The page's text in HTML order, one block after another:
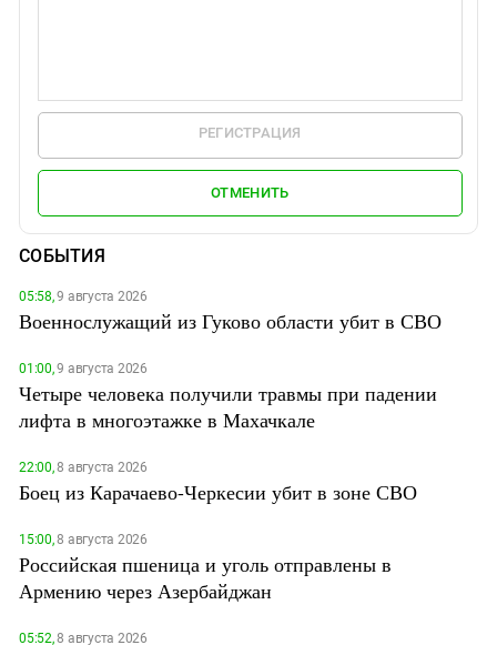
РЕГИСТРАЦИЯ
ОТМЕНИТЬ
СОБЫТИЯ
05:58,9 августа 2026
Военнослужащий из Гуково области убит в СВО
01:00,9 августа 2026
Четыре человека получили травмы при падении
лифта в многоэтажке в Махачкале
22:00,8 августа 2026
Боец из Карачаево-Черкесии убит в зоне СВО
15:00,8 августа 2026
Российская пшеница и уголь отправлены в
Армению через Азербайджан
05:52,8 августа 2026